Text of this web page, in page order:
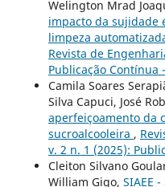
Welington Mrad
impacto da sujidade
limpeza
Revista de
Publicação Contínua
Camila Soares
Silva Capuci, José
aperfeiçoamento da
sucroalcooleira ,
v. 2 n. 1 (2025):
Cleiton Silvano
William Gigo, SIAEE